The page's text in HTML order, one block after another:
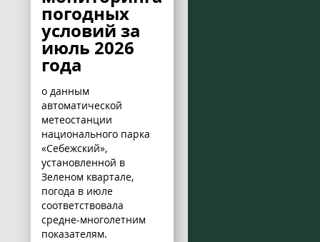
погодных
условий за
июль 2026
года
о данным
автоматической
метеостанции
национального парка
«Себежский»,
установленной в
Зеленом квартале,
погода в июле
соответствовала
средне-многолетним
показателям.